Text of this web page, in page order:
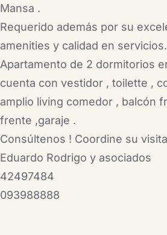
Mansa .
Requerido además por su
amenities y calidad en servicios.
Apartamento de 2 dormitorios
cuenta con vestidor , toilette ,
amplio living comedor , balcón
frente ,garaje .
Consúltenos ! Coordine su
Eduardo Rodrigo y asociados
42497484
093988888